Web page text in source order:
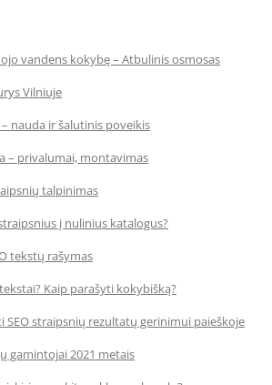
vandens kokybę – Atbulinis osmosas
Vilniuje
nauda ir šalutinis poveikis
– privalumai, montavimas
talpinimas
į nulinius katalogus?
tekstų rašymas
Kaip parašyti kokybišką?
SEO straipsnių rezultatų gerinimui paieškoje
gamintojai 2021 metais